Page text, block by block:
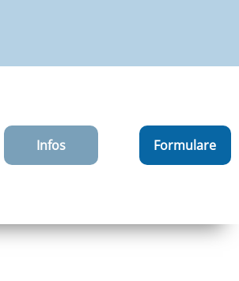
Infos Formulare